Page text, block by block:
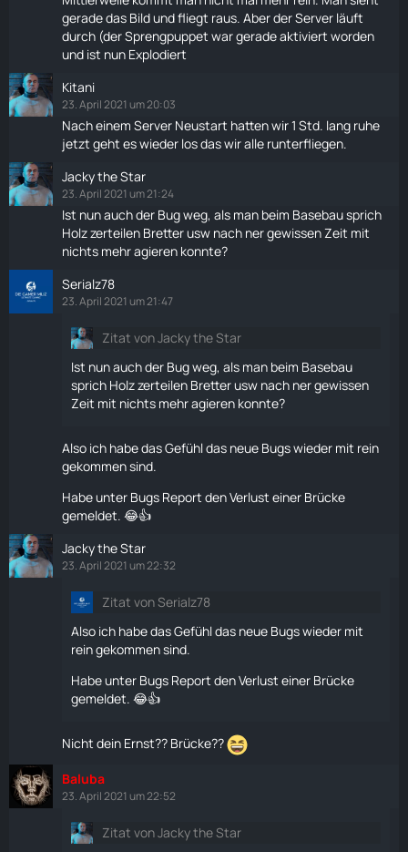
gerade das Bild und fliegt raus. Aber der Server läuft
durch (der Sprengpuppet war gerade aktiviert worden
und ist nun Explodiert
Kitani
23. April 2021 um 20:03
Nach einem Server Neustart hatten wir 1 Std. lang ruhe
jetzt geht es wieder los das wir alle runterfliegen.
Jacky the Star
23. April 2021 um 21:24
Ist nun auch der Bug weg, als man beim Basebau sprich
Holz zerteilen Bretterusw nach ner gewissen Zeit mit
nichts mehr agieren konnte?
Serialz78
23. April 2021 um 21:47
Zitat von Jacky the Star
Ist nun auch der Bug weg, als man beim Basebau
sprich Holz zerteilen Bretterusw nach ner gewissen
Zeit mit nichts mehr agieren konnte?
Also ich habe das Gefühl das neue Bugs wieder mit rein
gekommen sind.
Habe unter Bugs Report den Verlust einer Brücke
gemeldet. 😂👍
Jacky the Star
23. April 2021 um 22:32
Zitat von Serialz78
Also ich habe das Gefühl das neue Bugs wieder mit
rein gekommen sind.
Habe unter Bugs Report den Verlust einer Brücke
gemeldet. 😂👍
Nicht dein Ernst?? Brücke??
Baluba
23. April 2021 um 22:52
Zitat von Jacky the Star